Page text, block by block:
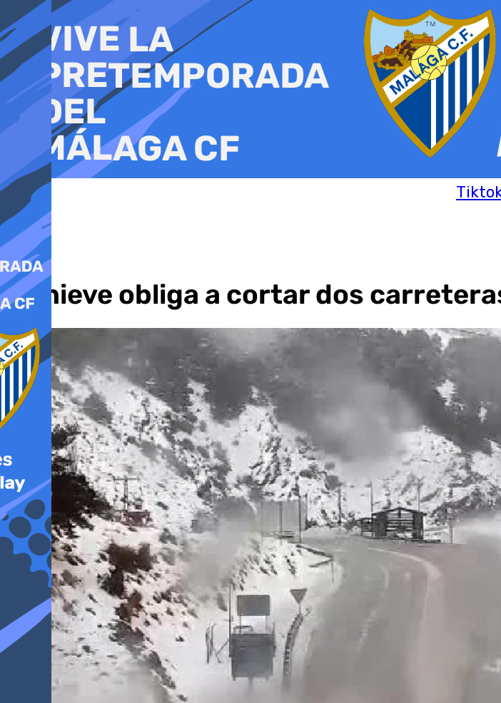
al
contenido
La nieve obliga a cortar dos